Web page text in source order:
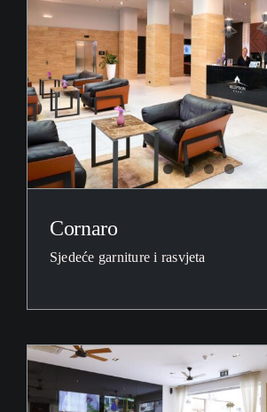
Outlet
Reference
Izložbeni saloni
Novosti / Press
English
Cornaro
Sjedeće garniture i rasvjeta